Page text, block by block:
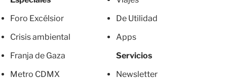
Foro Excélsior
Crisis ambiental
Franja de Gaza
Metro CDMX
De Utilidad
Apps
Servicios
Newsletter